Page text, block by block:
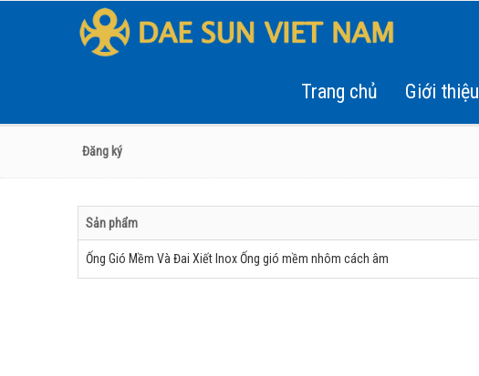
Trang chủ Giới thiệu
Đăng ký
Sản phẩm
Ống Gió Mềm Và Đai Xiết Inox Ống gió mềm nhôm cách âm